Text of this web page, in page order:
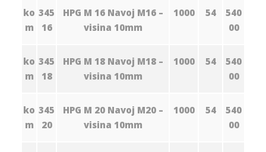
ko
m
345
16
HPG M 16 Navoj M16 –
visina 10mm
1000 54
540
00
ko
m
345
18
HPG M 18 Navoj M18 –
visina 10mm
1000 54
540
00
ko
m
345
20
HPG M 20 Navoj M20 –
visina 10mm
1000 54
540
00